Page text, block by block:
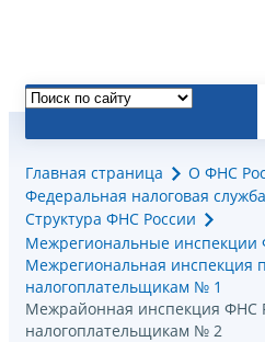
Главная страница
О ФНС
Федеральная налоговая служба
Структура ФНС России
Межрегиональные инспекции
Межрегиональная инспекция
налогоплательщикам № 1
Межрайонная инспекция ФНС
налогоплательщикам № 2